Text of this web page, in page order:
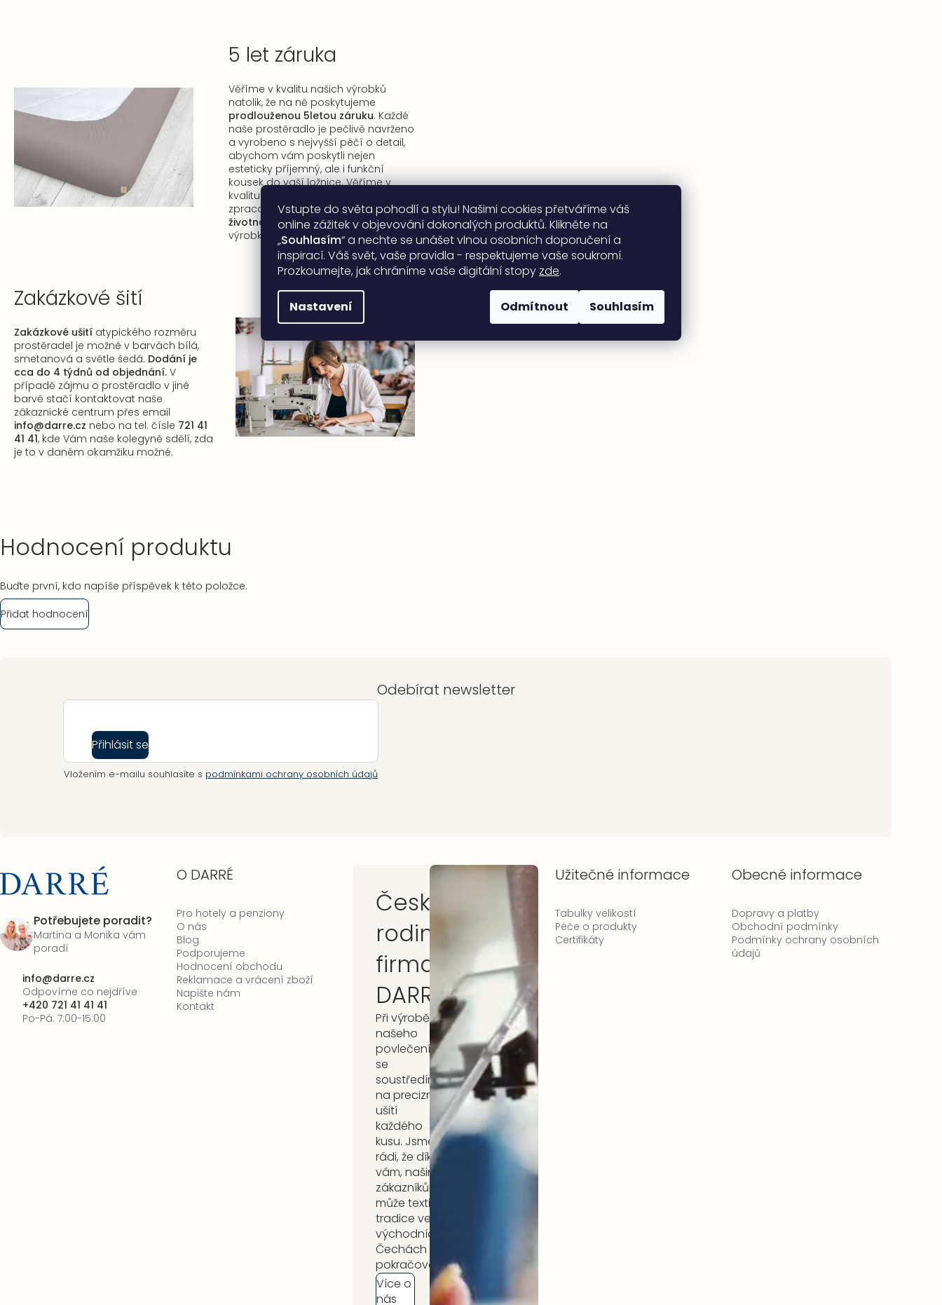
Vstupte do světa pohodlí a stylu! Našimi cookies přetváříme váš
online zážitek v objevování dokonalých produktů. Klikněte na
„Souhlasím“ a nechte se unášet vlnou osobních doporučení a
inspirací. Váš svět, vaše pravidla - respektujeme vaše soukromí.
Prozkoumejte, jak chráníme vaše digitální stopy zde.
Nastavení Odmítnout Souhlasím
5 let záruka
Věříme v kvalitu našich výrobků
natolik, že na ně poskytujeme
prodlouženou 5letou záruku. Každé
naše prostěradlo je pečlivě navrženo
a vyrobeno s nejvyšší péčí o detail,
abychom vám poskytli nejen
esteticky příjemný, ale i funkční
kousek do vaší ložnice. Věříme v
kvalitu materiálů a řemeslného
zpracování, které garantujídlouhou
životnost a stálobarevnostnašich
výrobků.
Zakázkové šití
Zakázkové ušití atypického rozměru
prostěradel je možné v barvách bílá,
smetanová a světle šedá. Dodání je
cca do 4 týdnů od objednání. V
případě zájmu o prostěradlo v jiné
barvě stačí kontaktovat naše
zákaznické centrum přes email
info@darre.cz nebo na tel. čísle 721 41
41 41, kde Vám naše kolegyně sdělí, zda
je to v daném okamžiku možné.
Hodnocení produktu
Buďte první, kdo napíše příspěvek k této položce.
Přidat hodnocení
Potřebujete poradit?
Martina a Monika vám
poradí
info@darre.cz
Odpovíme co nejdříve
+420 721 41 41 41
Po-Pá: 7:00-15:00
Odebírat newsletter
Přihlásit se
Vložením e-mailu souhlasíte s podmínkami ochrany osobních údajů
O DARRÉ
Pro hotely a penziony
O nás
Blog
Podporujeme
Hodnocení obchodu
Reklamace a vrácení zboží
Napište nám
Kontakt
Česká
rodinná
firma
DARRÉ
Při výrobě
našeho
povlečení
se
soustředíme
na precizní
ušití
každého
kusu. Jsme
rádi, že díky
vám, našim
zákazníkům,
může textilní
tradice ve
východních
Čechách
pokračovat.
Více o
nás
Užitečné informace
Tabulky velikostí
Péče o produkty
Certifikáty
Obecné informace
Dopravy a platby
Obchodní podmínky
Podmínky ochrany osobních
údajů